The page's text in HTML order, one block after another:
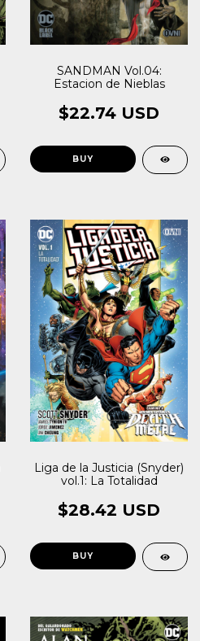
SANDMAN Vol.04:
Estacion de Nieblas
$22.74 USD
Liga de la Justicia (Snyder)
vol.1: La Totalidad
$28.42 USD